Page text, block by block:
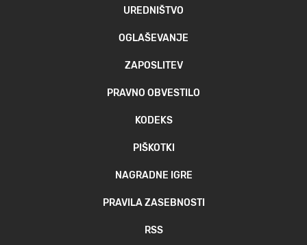
UREDNIŠTVO
OGLAŠEVANJE
ZAPOSLITEV
PRAVNO OBVESTILO
KODEKS
PIŠKOTKI
NAGRADNE IGRE
PRAVILA ZASEBNOSTI
RSS